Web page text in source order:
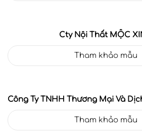
Cty Nội Thất MỘC
Tham khảo mẫu
Công Ty TNHH Thương Mại Và
Tham khảo mẫu